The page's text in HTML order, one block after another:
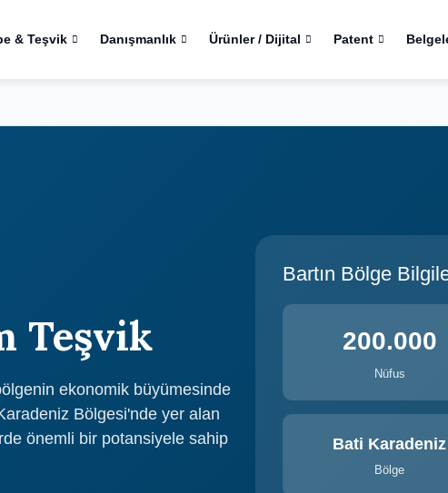
& Teşvik Danışmanlık Ürünler / Dijital Patent
Teşvik
ekonomik büyümesinde
Bölgesi'nde yer alan
önemli bir potansiyele sahip
Bartın Bölge
200.000
Nüfus
Bati Karadeniz
Bölge